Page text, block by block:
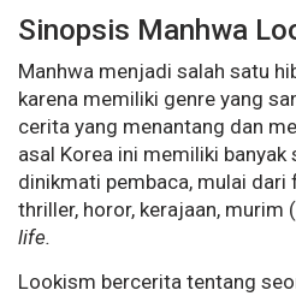
Sinopsis Manhwa
Manhwa menjadi salah satu
karena memiliki genre yang
cerita yang menantang dan
asal Korea ini memiliki
dinikmati pembaca, mulai dari
thriller, horor, kerajaan, murim
life.
Lookism bercerita tentang